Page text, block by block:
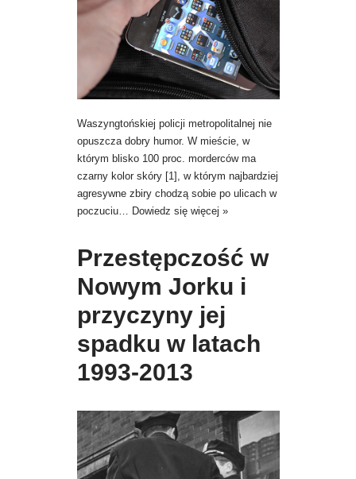
Waszyngtońskiej policji metropolitalnej nie
opuszcza dobry humor. W mieście, w
którym blisko 100 proc. morderców ma
czarny kolor skóry [1], w którym najbardziej
agresywne zbiry chodzą sobie po ulicach w
poczuciu…
Dowiedz się więcej »
Przestępczość w
Nowym Jorku i
przyczyny jej
spadku w latach
1993-2013